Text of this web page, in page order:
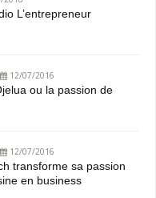
L’entrepreneur
12/07/2016
ou la passion de
12/07/2016
transforme sa passion
en business